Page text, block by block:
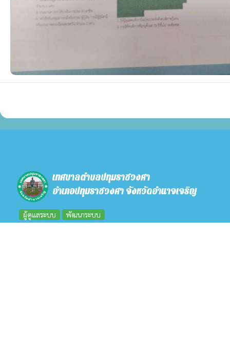
เทศบาลตำบลปทุมราชวงศา
อำเภอปทุมราชวงศา จังหวัดอำนาจเจริญ
ผู้ดูแลระบบ พัฒนาระบบ